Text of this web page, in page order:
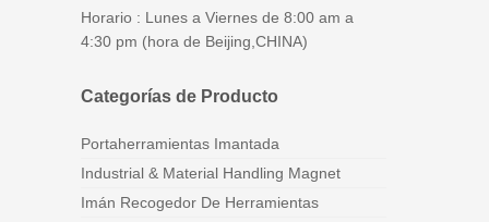
Horario : Lunes a Viernes de 8:00 am a
4:30 pm (hora de Beijing,CHINA)
Categorías de Producto
Portaherramientas Imantada
Industrial & Material Handling Magnet
Imán Recogedor De Herramientas